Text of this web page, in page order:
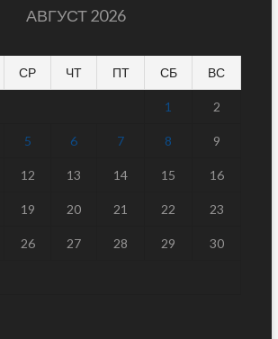
АВГУСТ 2026
СР ЧТ ПТ СБ ВС
1 2
5 6 7 8 9
12 13 14 15 16
19 20 21 22 23
26 27 28 29 30